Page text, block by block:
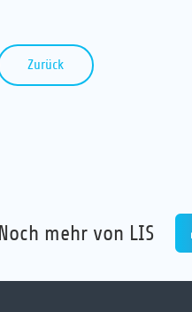
Zurück
Noch mehr von LIS